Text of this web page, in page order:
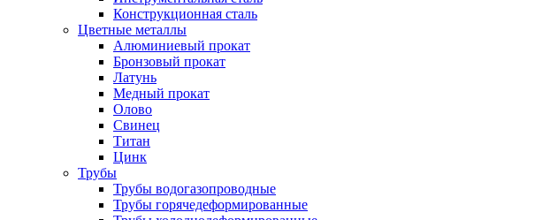
Конструкционная сталь
Цветные металлы
Алюминиевый прокат
Бронзовый прокат
Латунь
Медный прокат
Олово
Свинец
Титан
Цинк
Трубы
Трубы водогазопроводные
Трубы горячедеформированные